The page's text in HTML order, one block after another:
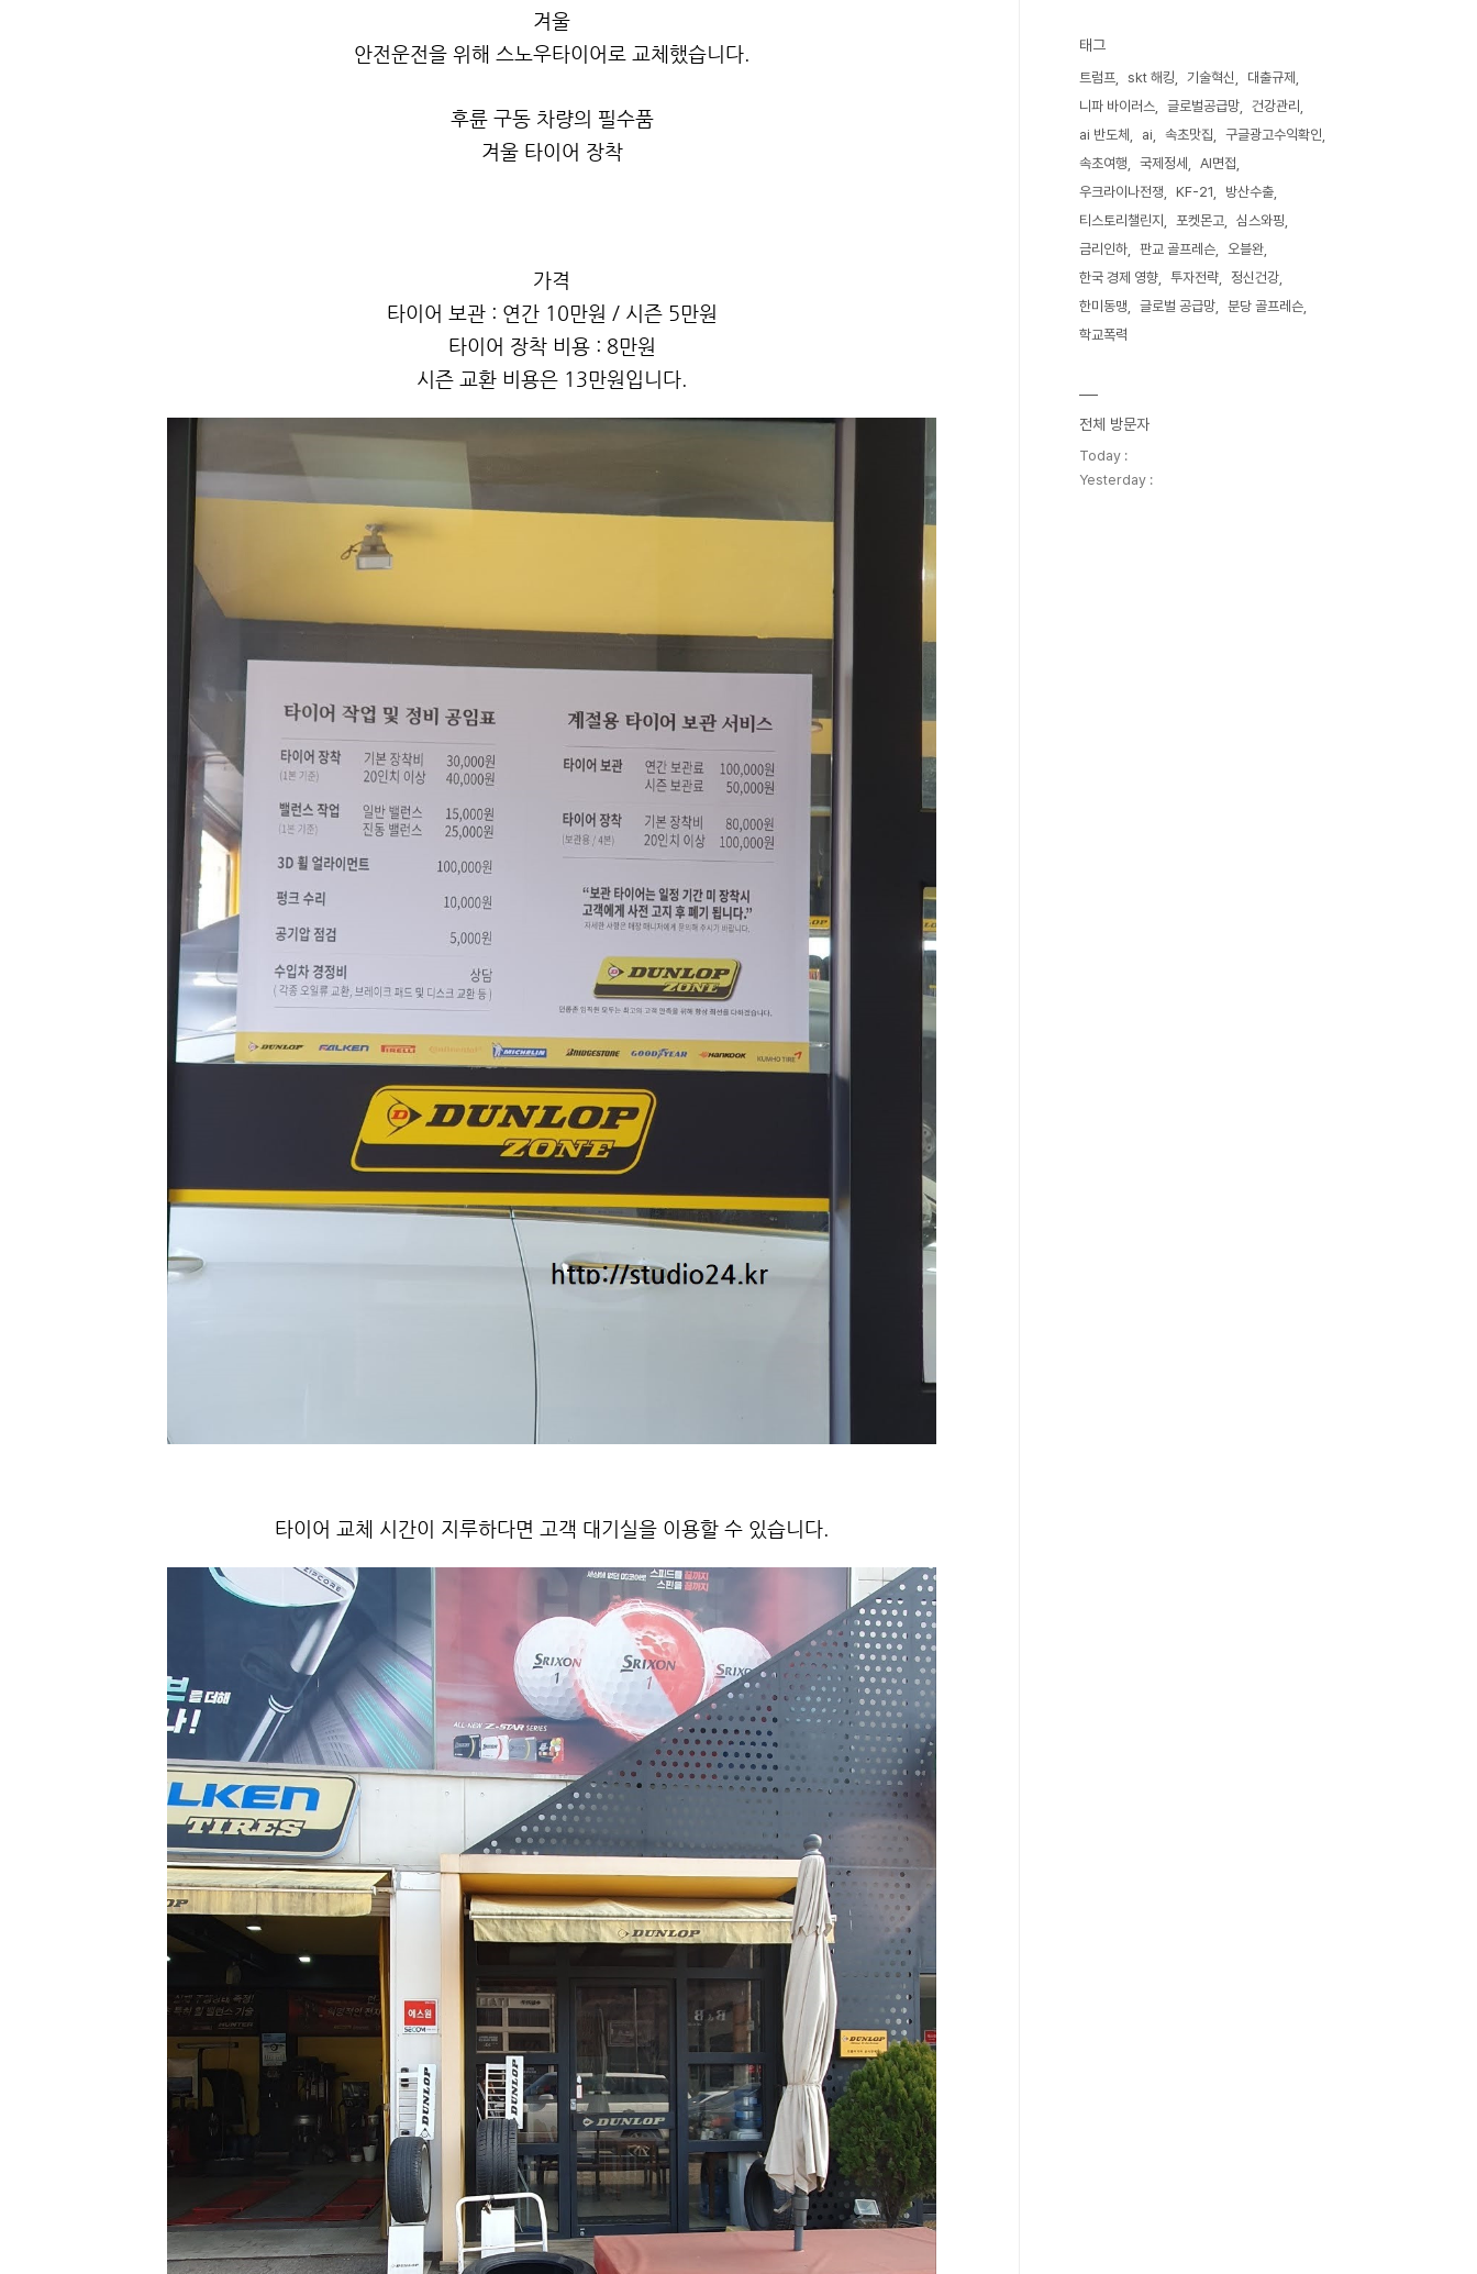
겨울
안전운전을 위해 스노우타이어로 교체했습니다.
후륜 구동 차량의 필수품
겨울 타이어 장착
가격
타이어 보관 : 연간 10만원 / 시즌 5만원
타이어 장착 비용 : 8만원
시즌 교환 비용은 13만원입니다.
타이어 교체 시간이 지루하다면 고객 대기실을 이용할 수 있습니다.
태그
트럼프 skt 해킹 기술혁신
대출규제
니파 바이러스
글로벌공급망
건강관리
ai 반도체
ai 속초맛집
구글광고수익확인
속초여행
국제정세
AI면접
우크라이나전쟁
KF-21
방산수출
티스토리챌린지
포켓몬고
심스와핑
금리인하
판교 골프레슨
오블완
한국 경제 영향
투자전략
정신건강
한미동맹
글로벌 공급망
분당 골프레슨
학교폭력
전체 방문자
Today :
Yesterday :